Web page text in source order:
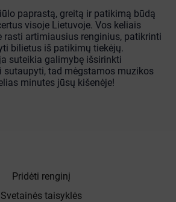
paprastą, greitą ir patikimą būdą
visoje Lietuvoje. Vos keliais
rasti artimiausius renginius, patikrinti
bilietus iš patikimų tiekėjų.
suteikia galimybę išsirinkti
sutaupyti, tad mėgstamos muzikos
minutes jūsų kišenėje!
Pridėti renginį
Svetainės taisyklės